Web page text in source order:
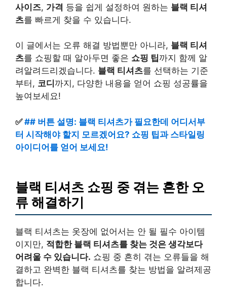
사이즈, 가격 등을 쉽게 설정하여 원하는 블랙 티셔
츠를 빠르게 찾을 수 있습니다.
이 글에서는 오류 해결 방법뿐만 아니라, 블랙 티셔
츠를 쇼핑할 때 알아두면 좋은 쇼핑 팁까지 함께 알
려알려드리겠습니다. 블랙 티셔츠를 선택하는 기준
부터, 코디 까지, 다양한 내용을 얻어 쇼핑 성공률을
높여보세요!
✅## 버튼 설명: 블랙 티셔츠가 필요한데 어디서부
터 시작해야 할지 모르겠어요? 쇼핑 팁과 스타일링
아이디어를 얻어 보세요!
블랙 티셔츠 쇼핑 중 겪는 흔한 오
류 해결하기
블랙 티셔츠는 옷장에 없어서는 안 될 필수 아이템
이지만, 적합한 블랙 티셔츠를 찾는 것은 생각보다
어려울 수 있습니다. 쇼핑 중 흔히 겪는 오류들을 해
결하고 완벽한 블랙 티셔츠를 찾는 방법을 알려제공
합니다.